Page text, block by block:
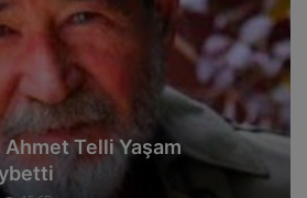
Telli Yaşam